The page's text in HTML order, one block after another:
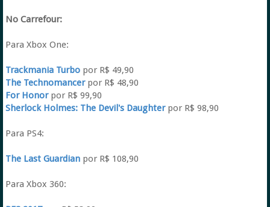
No Carrefour:
Para Xbox One:
Trackmania Turbopor R$ 49,90
The Technomancerpor R$ 48,90
For Honor por R$ 99,90
Sherlock Holmes: The Devil's Daughterpor R$ 98,90
Para PS4:
The Last Guardianpor R$ 108,90
Para Xbox 360: